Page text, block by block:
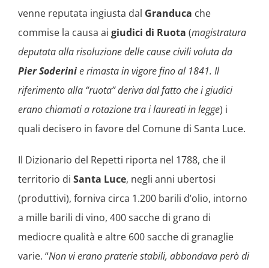
venne reputata ingiusta dal Granduca che
commise la causa ai giudici di Ruota (magistratura
deputata alla risoluzione delle cause civili voluta da
PierSoderinie rimasta in vigore fino al 1841. Il
riferimento alla “ruota” deriva dal fatto che i giudici
erano chiamati a rotazione tra i laureati in legge) i
quali decisero in favore del Comune di Santa Luce.
Il Dizionario del Repetti riporta nel 1788, che il
territorio di Santa Luce, negli anni ubertosi
(produttivi), forniva circa 1.200 barili d’olio, intorno
a mille barili di vino, 400 sacche di grano di
mediocre qualità e altre 600 sacche di granaglie
varie. “Non vi erano praterie stabili, abbondava però di